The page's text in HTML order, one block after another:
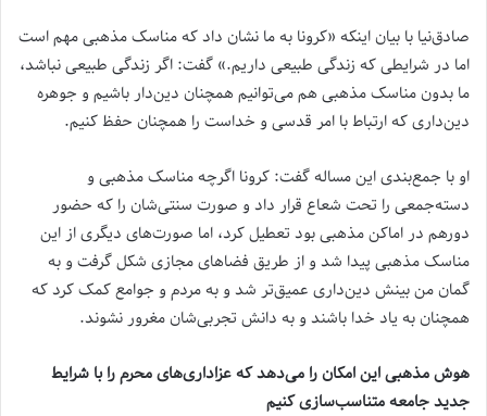
صادق‌نیا با بیان اینکه «کرونا به ما نشان داد که مناسک مذهبی مهم است
اما در شرایطی که زندگی طبیعی داریم.» گفت: اگر زندگی طبیعی نباشد،
ما بدون مناسک مذهبی هم می‌توانیم همچنان دین‌دار باشیم و جوهره
دین‌داری که ارتباط با امر قدسی و خداست را همچنان حفظ کنیم.
او با جمع‌بندی این مساله گفت: کرونا اگرچه مناسک مذهبی و
دسته‌جمعی را تحت شعاع قرار داد و صورت سنتی‌شان را که حضور
دورهم در اماکن مذهبی بود تعطیل کرد، اما صورت‌های دیگری از این
مناسک مذهبی پیدا شد و از طریق فضاهای مجازی شکل گرفت و به
گمان من بینش دین‌داری عمیق‌تر شد و به مردم و جوامع کمک کرد که
همچنان به یاد خدا باشند و به دانش تجربی‌شان مغرور نشوند.
هوش مذهبی این امکان را می‌دهد که عزاداری‌های محرم را با شرایط
جدید جامعه متناسب‌سازی کنیم